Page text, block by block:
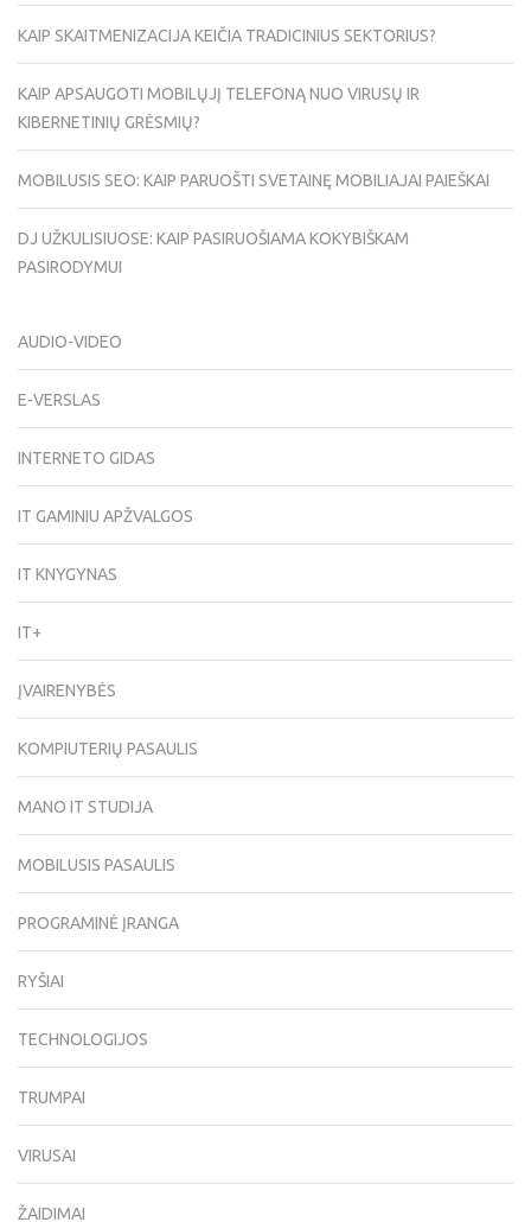
KAIP SKAITMENIZACIJA KEIČIA TRADICINIUS SEKTORIUS?
KAIP APSAUGOTI MOBILŲJĮ TELEFONĄ NUO VIRUSŲ IR
KIBERNETINIŲ GRĖSMIŲ?
MOBILUSIS SEO: KAIP PARUOŠTI SVETAINĘ MOBILIAJAI PAIEŠKAI
DJ UŽKULISIUOSE: KAIP PASIRUOŠIAMA KOKYBIŠKAM
PASIRODYMUI
AUDIO-VIDEO
E-VERSLAS
INTERNETO GIDAS
IT GAMINIU APŽVALGOS
IT KNYGYNAS
IT+
ĮVAIRENYBĖS
KOMPIUTERIŲ PASAULIS
MANO IT STUDIJA
MOBILUSIS PASAULIS
PROGRAMINĖ ĮRANGA
RYŠIAI
TECHNOLOGIJOS
TRUMPAI
VIRUSAI
ŽAIDIMAI